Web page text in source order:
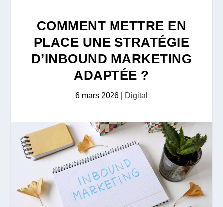
COMMENT METTRE EN
PLACE UNE STRATÉGIE
D’INBOUND MARKETING
ADAPTÉE ?
6 mars 2026 Digital